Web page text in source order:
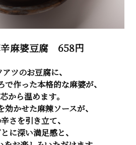
麻婆豆腐 658円
ツのお豆腐に、
で作った本格的な麻婆が、
から温めます。
効かせた麻辣ソースが、
さを引き立て、
に深い満足感と、